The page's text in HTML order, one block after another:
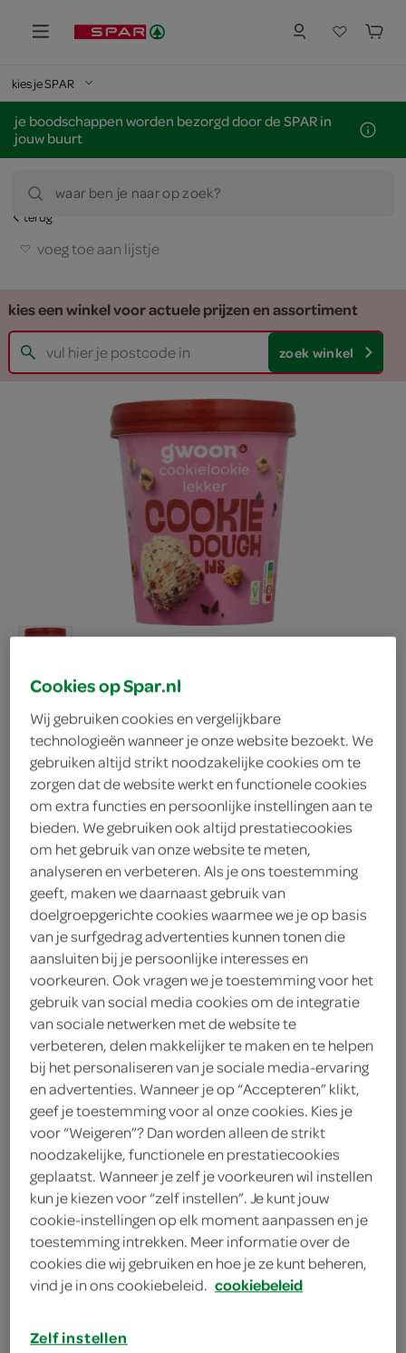
kies je SPAR
je boodschappen worden bezorgd door de SPAR in
jouw buurt
waar ben je naar op zoek?
terug
voeg toe aan lijstje
kies een winkel voor actuele prijzen en assortiment
zoek winkel
g'woon ijsbeker cookie
dough
g'woon
3.
49
500 Milliliter
Let op: aanbiedingen zijn niet zichtbaar bij de
producten, maar worden wél automatisch
verwerkt in de winkelmand.
omschrijving
Roomijs met koekdeegstukjes en pure
Cookies op Spar.nl
Wij gebruiken cookies en vergelijkbare
technologieën wanneer je onze website bezoekt. We
gebruiken altijd strikt noodzakelijke cookies om te
zorgen dat de website werkt en functionele cookies
om extra functies en persoonlijke instellingen aan te
bieden. We gebruiken ook altijd prestatiecookies
om het gebruik van onze website te meten,
analyseren en verbeteren. Als je ons toestemming
geeft, maken we daarnaast gebruik van
doelgroepgerichte cookies waarmee we je op basis
van je surfgedrag advertenties kunnen tonen die
aansluiten bij je persoonlijke interesses en
voorkeuren. Ook vragen we je toestemming voor het
gebruik van social media cookies om de integratie
van sociale netwerken met de website te
verbeteren, delen makkelijker te maken en te helpen
bij het personaliseren van je sociale media-ervaring
en advertenties. Wanneer je op “Accepteren” klikt,
geef je toestemming voor al onze cookies. Kies je
voor “Weigeren”? Dan worden alleen de strikt
noodzakelijke, functionele en prestatiecookies
geplaatst. Wanneer je zelf je voorkeuren wil instellen
kun je kiezen voor “zelf instellen”. Je kunt jouw
cookie-instellingen op elk moment aanpassen en je
toestemming intrekken. Meer informatie over de
cookies die wij gebruiken en hoe je ze kunt beheren,
vind je in ons cookiebeleid. cookiebeleid
Zelf instellen